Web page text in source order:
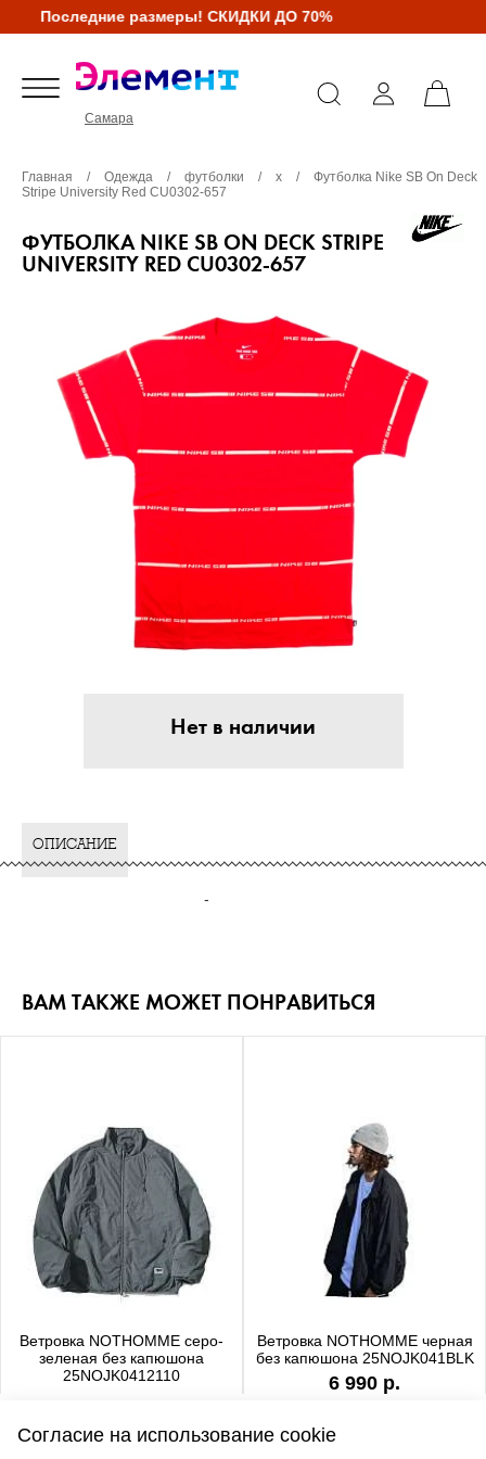
Последние размеры! СКИДКИ ДО 70%
Самара
Главная / Одежда / футболки / х /
Футболка Nike SB On Deck
Stripe University Red CU0302-657
ФУТБОЛКА NIKE SB ON DECK STRIPE
UNIVERSITY RED CU0302-657
Нет в наличии
ОПИСАНИЕ
-
ВАМ ТАКЖЕ МОЖЕТ ПОНРАВИТЬСЯ
Ветровка NOTHOMME серо-
зеленая без капюшона
25NOJK0412110
Ветровка NOTHOMME черная
без капюшона 25NOJK041BLK
6 990 р.
Согласие на использование cookie